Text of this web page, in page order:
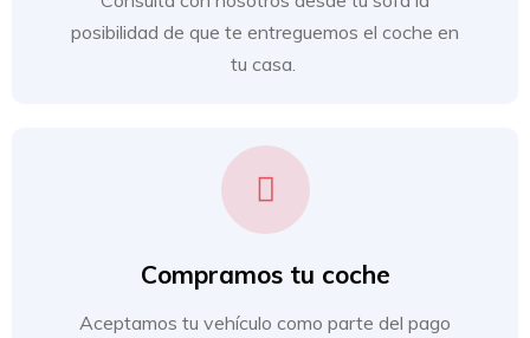
posibilidad de que te entreguemos el coche en
tu casa.
Compramos tu coche
Aceptamos tu vehículo como parte del pago